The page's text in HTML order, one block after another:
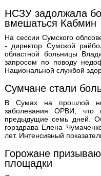
НСЗУ задолжала
вмешаться Кабмин
На сессии Сумского
- директор Сумской
областной больницы
запросом по поводу
Национальной службой
Сумчане стали
В Сумах на прошлой
заболевания ОРВИ,
предыдущие семь дней.
горздрава Елена
лет. Интенсивный
Горожане
площадки